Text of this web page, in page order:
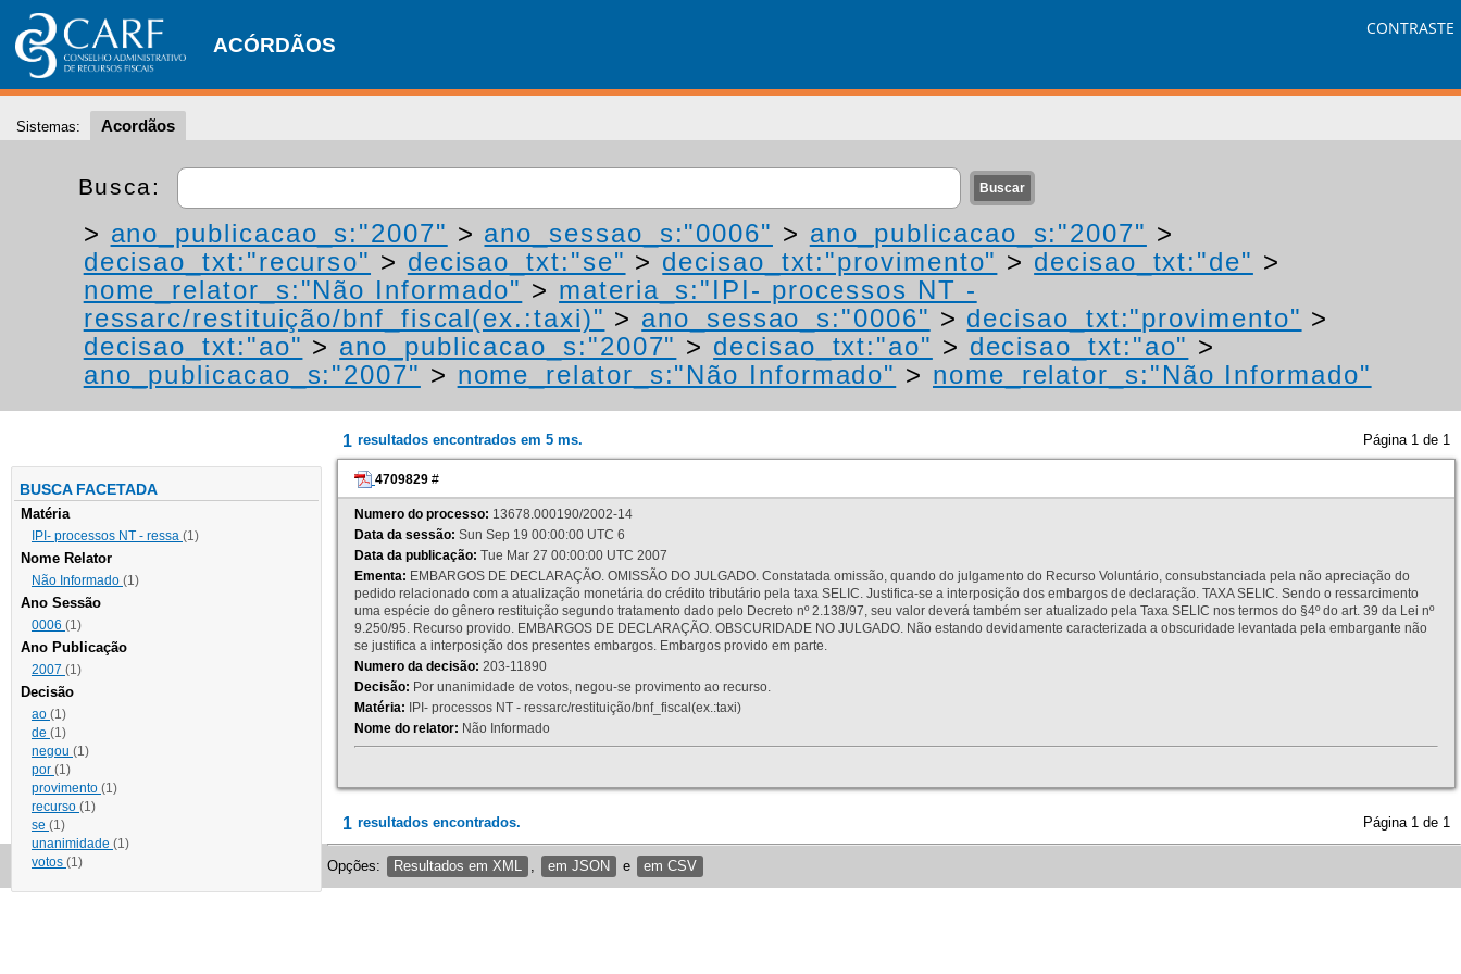
ACÓRDÃOS
CONTRASTE
Sistemas: Acordãos
Busca:
> ano_publicacao_s:"2007" > ano_sessao_s:"0006" > ano_publicacao_s:"2007" >
decisao_txt:"recurso" > decisao_txt:"se" > decisao_txt:"provimento" > decisao_txt:"de" >
nome_relator_s:"Não Informado" > materia_s:"IPI- processos NT -
ressarc/restituição/bnf_fiscal(ex.:taxi)" > ano_sessao_s:"0006" > decisao_txt:"provimento" >
decisao_txt:"ao" > ano_publicacao_s:"2007" > decisao_txt:"ao" > decisao_txt:"ao" >
ano_publicacao_s:"2007" > nome_relator_s:"Não Informado" > nome_relator_s:"Não Informado"
BUSCA FACETADA
Matéria
IPI- processos NT - ressa (1)
Nome Relator
Não Informado (1)
Ano Sessão
0006 (1)
Ano Publicação
2007 (1)
Decisão
ao (1)
de (1)
negou (1)
por (1)
provimento (1)
recurso (1)
se (1)
unanimidade (1)
votos (1)
1 resultados encontrados em 5 ms. Página 1 de 1
4709829 #
Numero do processo: 13678.000190/2002-14
Data da sessão: Sun Sep 19 00:00:00 UTC 6
Data da publicação: Tue Mar 27 00:00:00 UTC 2007
Ementa: EMBARGOS DE DECLARAÇÃO. OMISSÃO DO JULGADO. Constatada omissão, quando do julgamento do Recurso Voluntário, consubstanciada pela não apreciação do
pedido relacionado com a atualização monetária do crédito tributário pela taxa SELIC. Justifica-se a interposição dos embargos de declaração. TAXA SELIC. Sendo o ressarcimento
uma espécie do gênero restituição segundo tratamento dado pelo Decreto nº 2.138/97, seu valor deverá também ser atualizado pela Taxa SELIC nos termos do §4º do art. 39 da Lei nº
9.250/95. Recurso provido. EMBARGOS DE DECLARAÇÃO. OBSCURIDADE NO JULGADO. Não estando devidamente caracterizada a obscuridade levantada pela embargante não
se justifica a interposição dos presentes embargos. Embargos provido em parte.
Numero da decisão: 203-11890
Decisão: Por unanimidade de votos, negou-se provimento ao recurso.
Matéria: IPI- processos NT - ressarc/restituição/bnf_fiscal(ex.:taxi)
Nome do relator: Não Informado
1 resultados encontrados. Página 1 de 1
Opções: Resultados em XML em JSON e em CSV